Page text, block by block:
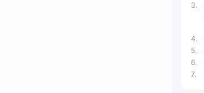
3.
4.
5.
6.
7.